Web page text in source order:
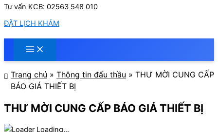
Tư vấn KCB: 02563 548 010
ĐẶT LỊCH KHÁM
Trang chủ » Thông tin đấu thầu » THƯ MỜI CUNG CẤP
BÁO GIÁ THIẾT BỊ
THƯ MỜI CUNG CẤP BÁO GIÁ THIẾT BỊ
Loading...